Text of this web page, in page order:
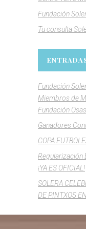
Fundación
Tu consulta
Fundación
Miembros de
Fundación
Ganadores
COPA
Regularización
¡YA ES OFICIAL!
SOLERA
DE PINTXOS